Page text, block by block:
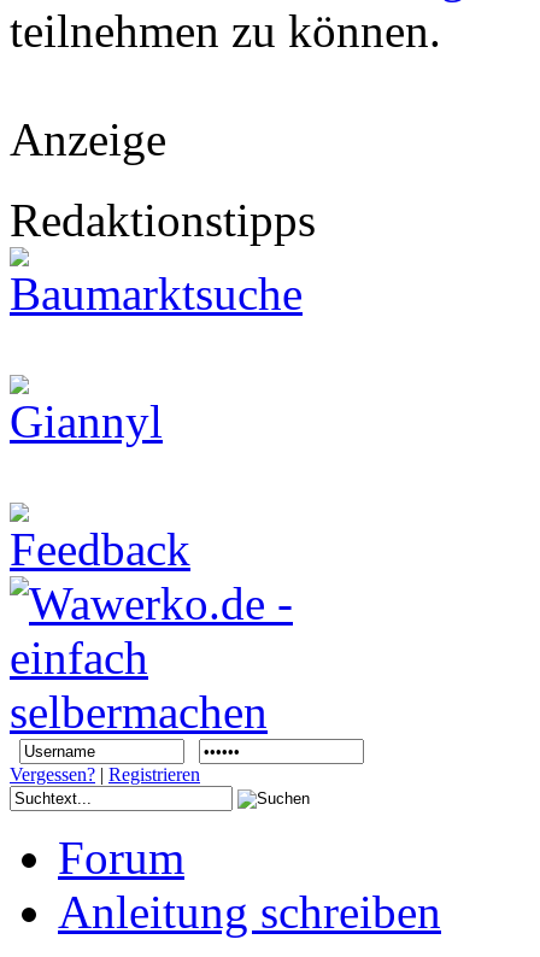
teilnehmen zu können.
Anzeige
Redaktionstipps
Vergessen? | Registrieren
Forum
Anleitung schreiben